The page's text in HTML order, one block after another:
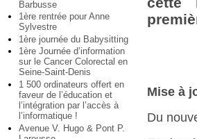
Barbusse
1ère rentrée pour Anne
Sylvestre
1ère journée du Babysitting
1ère Journée d’information
sur le Cancer Colorectal en
Seine-Saint-Denis
1 500 ordinateurs offert en
faveur de l’éducation et
l’intégration par l’accès à
l’informatique !
Avenue V. Hugo & Pont P.
Mise à
Du